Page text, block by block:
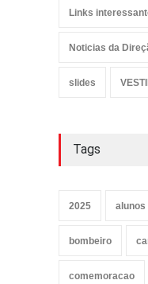
Links
Noticias da
slides
Tags
2025 alunos
bombeiro
comemoracao